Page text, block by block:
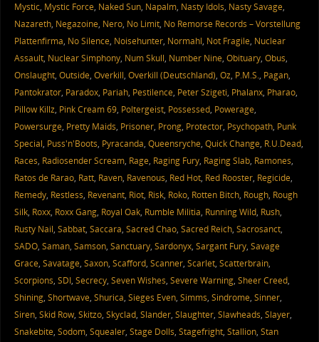
Mystic, Mystic Force, Naked Sun, Napalm, Nasty Idols, Nasty Savage,
Nazareth, Negazoine, Nero, No Limit, No Remorse Records – Vorstellung
Plattenfirma, No Silence, Noisehunter, Normahl, Not Fragile, Nuclear
Assault, Nuclear Simphony, Num Skull, Number Nine, Obituary, Obus,
Onslaught, Outside, Overkill, Overkill (Deutschland), Oz, P.M.S., Pagan,
Pantokrator, Paradox, Pariah, Pestilence, Peter Szigeti, Phalanx, Pharao,
Pillow Killz, Pink Cream 69, Poltergeist, Possessed, Powerage,
Powersurge, Pretty Maids, Prisoner, Prong, Protector, Psychopath, Punk
Special, Puss'n'Boots, Pyracanda, Queensryche, Quick Change, R.U.Dead,
Races, Radiosender Scream, Rage, Raging Fury, Raging Slab, Ramones,
Ratos de Rarao, Ratt, Raven, Ravenous, Red Hot, Red Rooster, Regicide,
Remedy, Restless, Revenant, Riot, Risk, Roko, Rotten Bitch, Rough, Rough
Silk, Roxx, Roxx Gang, Royal Oak, Rumble Militia, Running Wild, Rush,
Rusty Nail, Sabbat, Saccara, Sacred Chao, Sacred Reich, Sacrosanct,
SADO, Saman, Samson, Sanctuary, Sardonyx, Sargant Fury, Savage
Grace, Savatage, Saxon, Scafford, Scanner, Scarlet, Scatterbrain,
Scorpions, SDI, Secrecy, Seven Wishes, Severe Warning, Sheer Creed,
Shining, Shortwave, Shurica, Sieges Even, Simms, Sindrome, Sinner,
Siren, Skid Row, Skitzo, Skyclad, Slander, Slaughter, Slawheads, Slayer,
Snakebite, Sodom, Squealer, Stage Dolls, Stagefright, Stallion, Stan